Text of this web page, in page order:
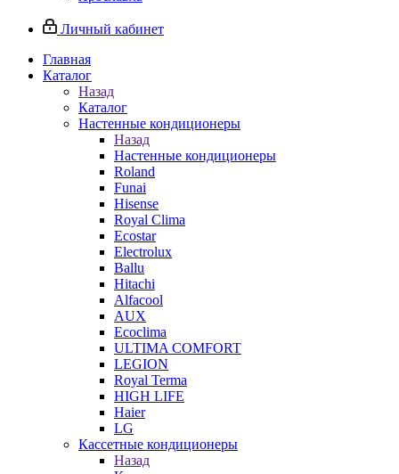
Личный кабинет
Главная
Каталог
Назад
Каталог
Настенные кондиционеры
Назад
Настенные кондиционеры
Roland
Funai
Hisense
Royal Clima
Ecostar
Electrolux
Ballu
Hitachi
Alfacool
AUX
Ecoclima
ULTIMA COMFORT
LEGION
Royal Terma
HIGH LIFE
Haier
LG
Кассетные кондиционеры
Назад